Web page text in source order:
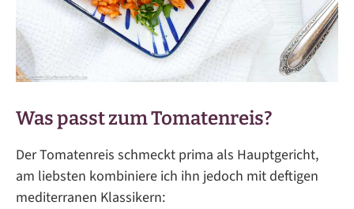
Was passt zum Tomatenreis?
Der Tomatenreis schmeckt prima als Hauptgericht,
am liebsten kombiniere ich ihn jedoch mit deftigen
mediterranen Klassikern: